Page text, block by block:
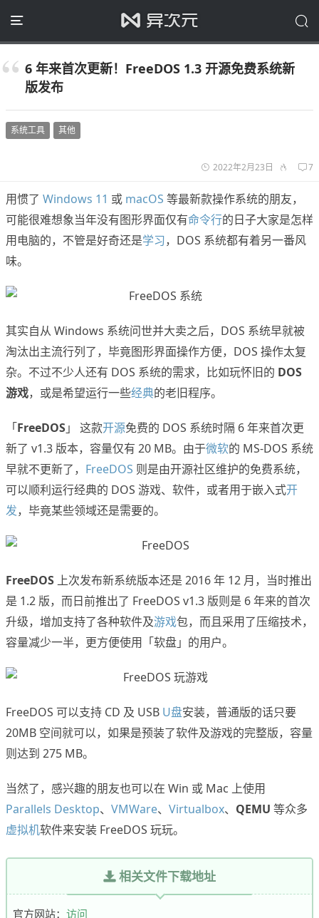
6 年来首次更新！FreeDOS 1.3 开源免费系统新
版发布
系统工具 其他
2022年2月23日 7
用惯了 Windows 11 或 macOS 等最新款操作系统的朋友，
可能很难想象当年没有图形界面仅有命令行的日子大家是怎样
用电脑的，不管是好奇还是学习，DOS 系统都有着另一番风
味。
其实自从 Windows 系统问世并大卖之后，DOS 系统早就被
淘汰出主流行列了，毕竟图形界面操作方便，DOS 操作太复
杂。不过不少人还有 DOS 系统的需求，比如玩怀旧的 DOS
游戏，或是希望运行一些经典的老旧程序。
「FreeDOS」 这款开源免费的 DOS 系统时隔 6 年来首次更
新了 v1.3 版本，容量仅有 20 MB。由于微软的 MS-DOS 系统
早就不更新了， FreeDOS 则是由开源社区维护的免费系统，
可以顺利运行经典的 DOS 游戏、软件，或者用于嵌入式开
发，毕竟某些领域还是需要的。
FreeDOS 上次发布新系统版本还是 2016 年 12 月，当时推出
是 1.2 版，而日前推出了 FreeDOS v1.3 版则是 6 年来的首次
升级，增加支持了各种软件及游戏包，而且采用了压缩技术，
容量减少一半，更方便使用「软盘」的用户。
FreeDOS 可以支持 CD 及 USB U盘安装，普通版的话只要
20MB 空间就可以，如果是预装了软件及游戏的完整版，容量
则达到 275 MB。
当然了，感兴趣的朋友也可以在 Win 或 Mac 上使用
Parallels Desktop、 VMWare、 Virtualbox、 QEMU 等众多
虚拟机软件来安装 FreeDOS 玩玩。
相关文件下载地址
官方网站： 访问